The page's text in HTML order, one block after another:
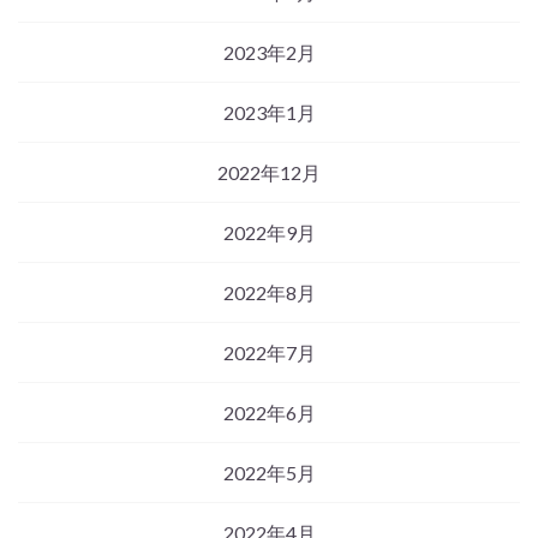
2023年2月
2023年1月
2022年12月
2022年9月
2022年8月
2022年7月
2022年6月
2022年5月
2022年4月